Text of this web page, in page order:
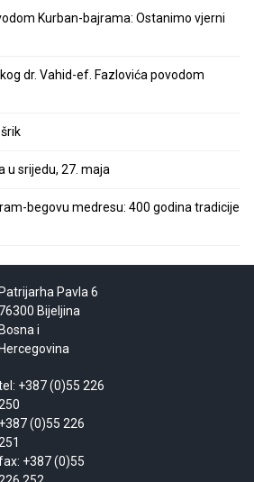
Kurban-bajrama: Ostanimo vjerni
dr. Vahid-ef. Fazlovića povodom
u srijedu, 27. maja
begovu medresu: 400 godina tradicije
Patrijarha Pavla 6
76300 Bijeljina
Bosna i
Hercegovina
+387 (0)55 226
+387 (0)55 226
+387 (0)55